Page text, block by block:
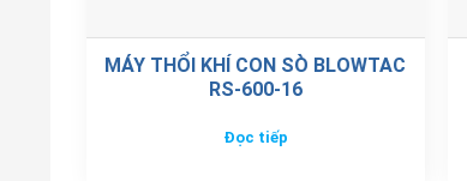
MÁY THỔI KHÍ CON SÒ BLOWTAC
RS-600-16
Đọc tiếp